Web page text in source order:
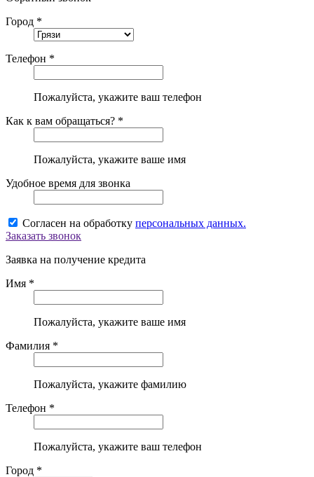
Город *
Телефон *
Пожалуйста, укажите ваш телефон
Как к вам обращаться? *
Пожалуйста, укажите ваше имя
Удобное время для звонка
Согласен на обработку персональных данных.
Заказать звонок
Заявка на получение кредита
Имя *
Пожалуйста, укажите ваше имя
Фамилия *
Пожалуйста, укажите фамилию
Телефон *
Пожалуйста, укажите ваш телефон
Город *